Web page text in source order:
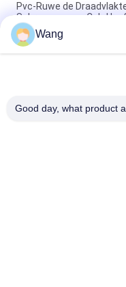
Pvc-Ruwe de
Schroeven over Csk-
Van de de
Wafeltje de Hoofd Zelf
Een B-van het
Wang
Good day, what product